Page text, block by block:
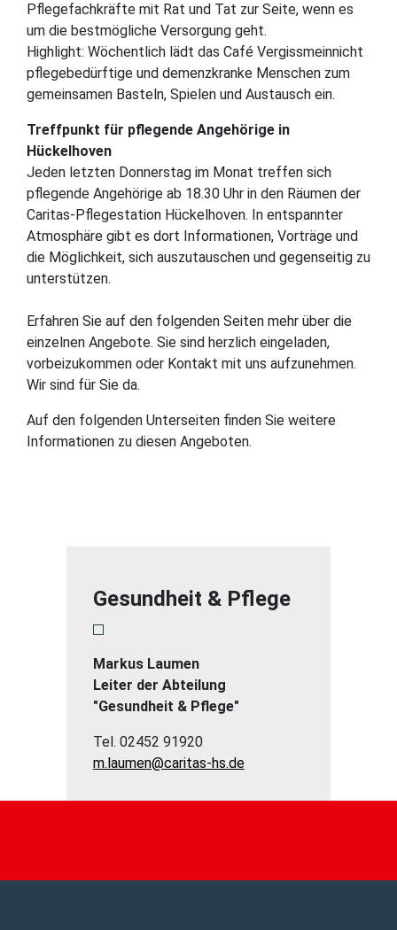
Pflegefachkräfte mit Rat und Tat zur Seite, wenn es
um die bestmögliche Versorgung geht.
Highlight: Wöchentlich lädt das Café Vergissmeinnicht
pflegebedürftige und demenzkranke Menschen zum
gemeinsamen Basteln, Spielen und Austausch ein.
Treffpunkt für pflegende Angehörige in
Hückelhoven
Jeden letzten Donnerstag im Monat treffen sich
pflegende Angehörige ab 18.30 Uhr in den Räumen der
Caritas-Pflegestation Hückelhoven. In entspannter
Atmosphäre gibt es dort Informationen, Vorträge und
die Möglichkeit, sich auszutauschen und gegenseitig zu
unterstützen.
Erfahren Sie auf den folgenden Seiten mehr über die
einzelnen Angebote. Sie sind herzlich eingeladen,
vorbeizukommen oder Kontakt mit uns aufzunehmen.
Wir sind für Sie da.
Auf den folgenden Unterseiten finden Sie weitere
Informationen zu diesen Angeboten.
Gesundheit & Pflege
Markus Laumen
Leiter der Abteilung
"Gesundheit & Pflege"
Tel. 02452 91920
m.laumen@caritas-hs.de